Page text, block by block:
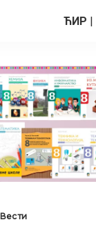
ЋИР |
Вести